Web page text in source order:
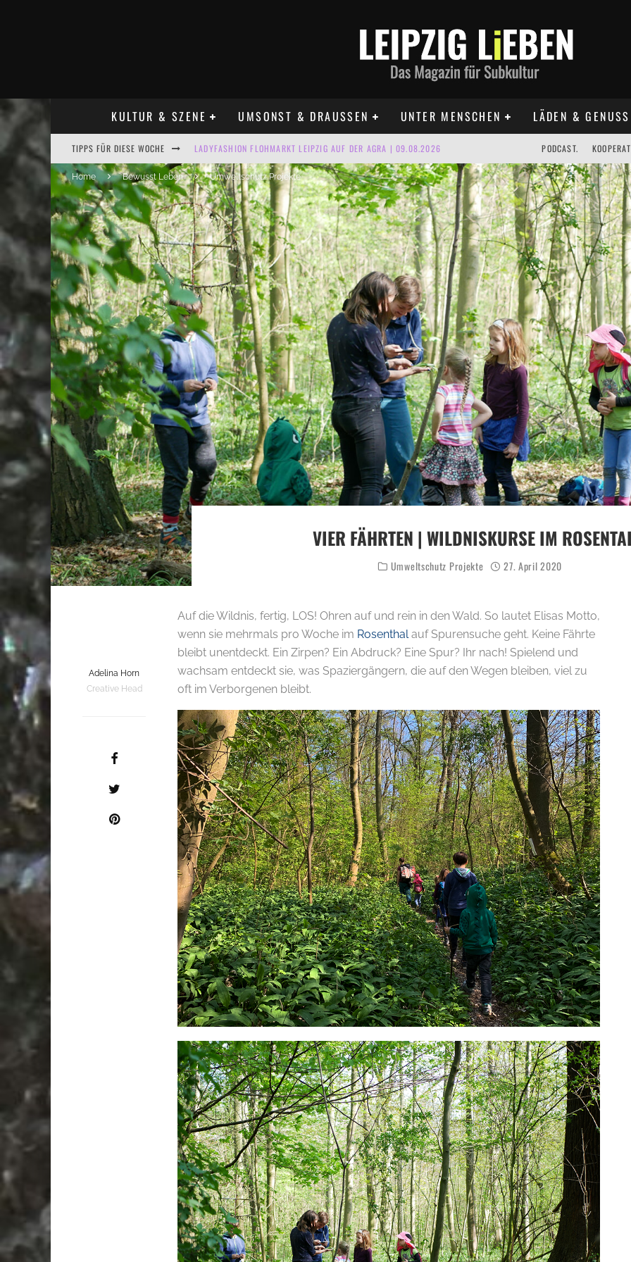
KULTUR & SZENE UMSONST & DRAUSSEN UNTER MENSCHEN LÄDEN & GENUSS
TIPPS FÜR DIESE WOCHE
BÜLOWSTRASSENMUSIKFESTIVAL | 22.08.2026
ALLE FLOHMARKT LEIPZIG AUGUST TERMINE 2026
KINDERFLOHMÄRKTE IN LEIPZIG | ALLE TERMINE 2026
ALLE FLOHMARKT & TRÖDELMARKT TERMINE LEIPZIG 2026
PODCAST.
Home Bewusst Leben Umweltschutz Projekte
VIER FÄHRTEN | WILDNISKURSE IM
Umweltschutz Projekte 27. April 2020
Adelina Horn
Creative Head
Auf die Wildnis, fertig, LOS! Ohren auf und rein in den Wald. So lautet Elisas Motto,
wenn sie mehrmals pro Woche im Rosenthalauf Spurensuche geht. Keine Fährte
bleibt unentdeckt. Ein Zirpen? Ein Abdruck? Eine Spur? Ihr nach! Spielend und
wachsam entdeckt sie, was Spaziergängern, die auf den Wegen bleiben, viel zu
oft im Verborgenen bleibt.